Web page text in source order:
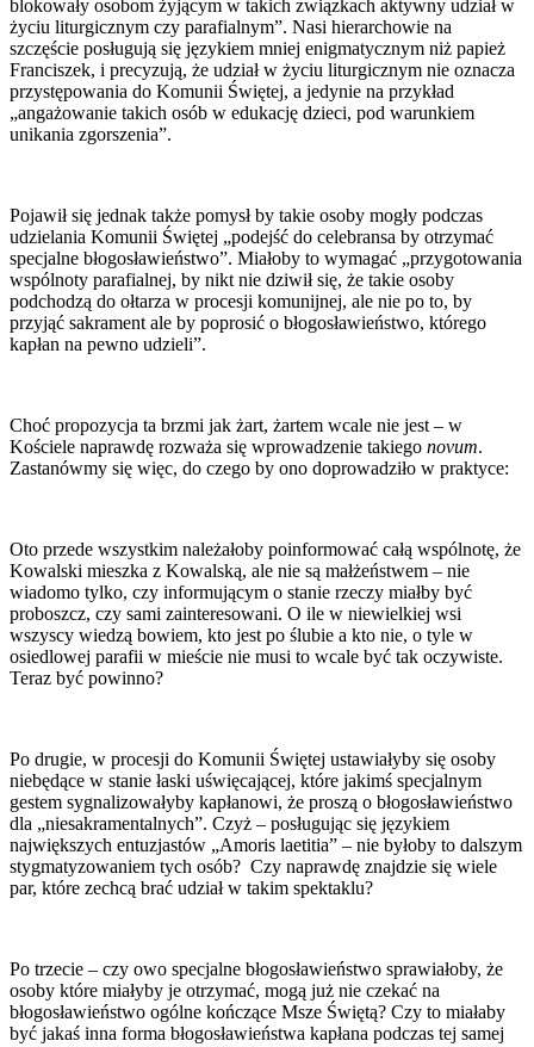
blokowały osobom żyjącym w takich związkach aktywny udział w
życiu liturgicznym czy parafialnym”. Nasi hierarchowie na
szczęście posługują się językiem mniej enigmatycznym niż papież
Franciszek, i precyzują, że udział w życiu liturgicznym nie oznacza
przystępowania do Komunii Świętej, a jedynie na przykład
„angażowanie takich osób w edukację dzieci, pod warunkiem
unikania zgorszenia”.
Pojawił się jednak także pomysł by takie osoby mogły podczas
udzielania Komunii Świętej „podejść do celebransa by otrzymać
specjalne błogosławieństwo”. Miałoby to wymagać „przygotowania
wspólnoty parafialnej, by nikt nie dziwił się, że takie osoby
podchodzą do ołtarza w procesji komunijnej, ale nie po to, by
przyjąć sakrament ale by poprosić o błogosławieństwo, którego
kapłan na pewno udzieli”.
Choć propozycja ta brzmi jak żart, żartem wcale nie jest – w
Kościele naprawdę rozważa się wprowadzenie takiego novum.
Zastanówmy się więc, do czego by ono doprowadziło w praktyce:
Oto przede wszystkim należałoby poinformować całą wspólnotę, że
Kowalski mieszka z Kowalską, ale nie są małżeństwem – nie
wiadomo tylko, czy informującym o stanie rzeczy miałby być
proboszcz, czy sami zainteresowani. O ile w niewielkiej wsi
wszyscy wiedzą bowiem, kto jest po ślubie a kto nie, o tyle w
osiedlowej parafii w mieście nie musi to wcale być tak oczywiste.
Teraz być powinno?
Po drugie, w procesji do Komunii Świętej ustawiałyby się osoby
niebędące w stanie łaski uświęcającej, które jakimś specjalnym
gestem sygnalizowałyby kapłanowi, że proszą o błogosławieństwo
dla „niesakramentalnych”. Czyż – posługując się językiem
największych entuzjastów „Amoris laetitia” – nie byłoby to dalszym
stygmatyzowaniem tych osób? Czy naprawdę znajdzie się wiele
par, które zechcą brać udział w takim spektaklu?
Po trzecie – czy owo specjalne błogosławieństwo sprawiałoby, że
osoby które miałyby je otrzymać, mogą już nie czekać na
błogosławieństwo ogólne kończące Msze Świętą? Czy to miałaby
być jakaś inna forma błogosławieństwa kapłana podczas tej samej